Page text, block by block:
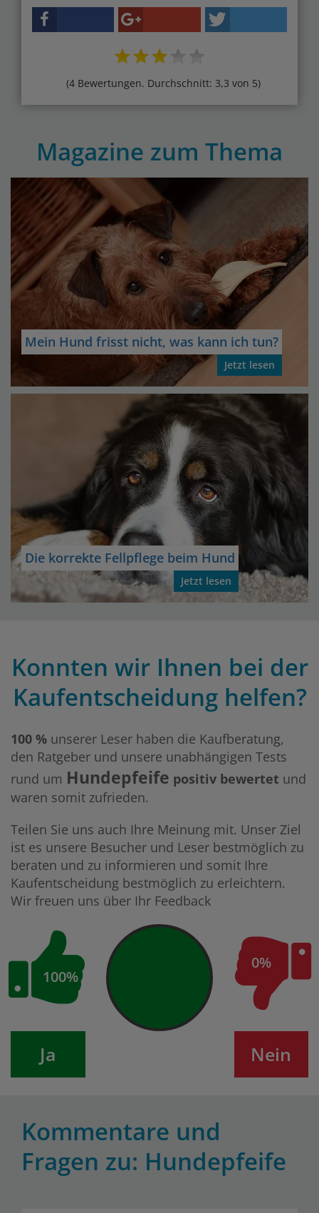
(4 Bewertungen. Durchschnitt: 3,3 von 5)
Magazine zum Thema
Mein Hund frisst nicht, was kann ich tun?
Jetzt lesen
Die korrekte Fellpflege beim Hund
Jetzt lesen
Konnten wir Ihnen bei der
Kaufentscheidung helfen?
100 % unserer Leser haben die Kaufberatung,
den Ratgeber und unsere unabhängigen Tests
rund um Hundepfeife positiv bewertet und
waren somit zufrieden.
Teilen Sie uns auch Ihre Meinung mit. Unser Ziel
ist es unsere Besucher und Leser bestmöglich zu
beraten und zu informieren und somit Ihre
Kaufentscheidung bestmöglich zu erleichtern.
Wir freuen uns über Ihr Feedback
100%
0%
Ja Nein
Kommentare und
Fragen zu: Hundepfeife